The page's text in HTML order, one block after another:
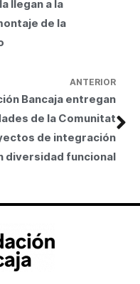
ANTERIOR
Bancaja entregan
de la Comunitat
de integración
diversidad funcional
llegan a la
de la